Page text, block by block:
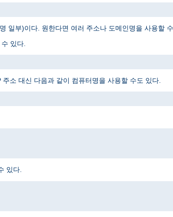
일부)이다. 원한다면 여러 주소나 도메인명을 사용할
있다.
소 대신 다음과 같이 컴퓨터명을 사용할 수도 있다.
있다.